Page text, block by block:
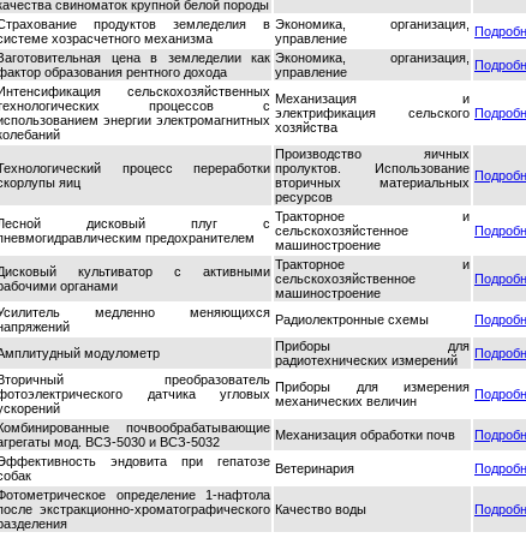
свиноматок крупной белой породы
продуктов земледелия в
хозрасчетного механизма
Экономика, организация,
управление
цена в земледелии как
образования рентного дохода
Экономика, организация,
управление
сельскохозяйственных
процессов с
энергии электромагнитных
Механизация и
электрификация сельского
хозяйства
процесс переработки
яиц
Производство яичных
пролуктов. Использование
вторичных материальных
ресурсов
дисковый плуг с
предохранителем
Тракторное и
сельскохозяйстенное
машиностроение
культиватор с активными
органами
Тракторное и
сельскохозяйственное
машиностроение
медленно меняющихся Радиолектронные схемы
модулометр
Приборы для
радиотехнических измерений
преобразователь
датчика угловых Приборы для измерения
механических величин
почвообрабатывающие
мод. ВСЗ-5030 и ВСЗ-5032
Механизация обработки почв
эндовита при гепатозе Ветеринария
определение 1-нафтола
экстракционно-хроматографического Качество воды